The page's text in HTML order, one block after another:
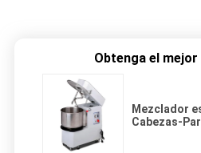
Obtenga el
Mezclador
Cabezas-